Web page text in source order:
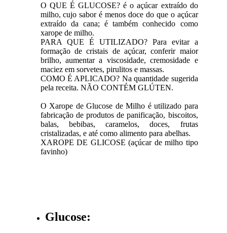
O QUE É GLUCOSE? é o açúcar extraído do
milho, cujo sabor é menos doce do que o açúcar
extraído da cana; é também conhecido como
xarope de milho.
PARA QUE É UTILIZADO? Para evitar a
formação de cristais de açúcar, conferir maior
brilho, aumentar a viscosidade, cremosidade e
maciez em sorvetes, pirulitos e massas.
COMO É APLICADO? Na quantidade sugerida
pela receita. NÃO CONTÉM GLÚTEN.
O Xarope de Glucose de Milho é utilizado para
fabricação de produtos de panificação, biscoitos,
balas, bebibas, caramelos, doces, frutas
cristalizadas, e até como alimento para abelhas.
XAROPE DE GLICOSE (açúcar de milho tipo
favinho)
Glucose: